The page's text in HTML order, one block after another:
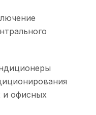
и офисных